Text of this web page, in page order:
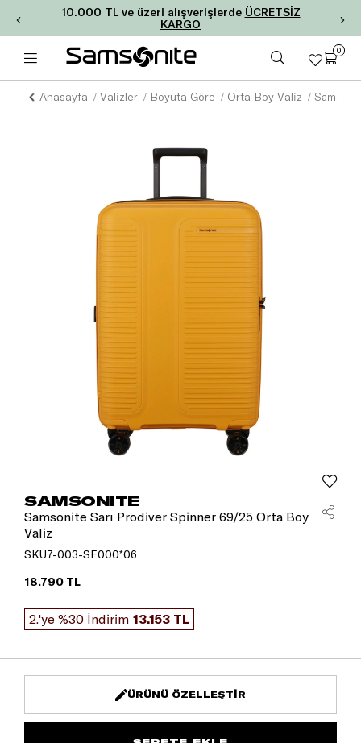
10.000 TL ve üzeri alışverişlerde ÜCRETSİZ
KARGO
0
Anasayfa Valizler Boyuta Göre Orta Boy Valiz
SAMSONITE
Samsonite Sarı Prodiver Spinner 69/25 Orta Boy
Valiz
SKU7-003-SF000*06
18.790 TL
2.'ye %30 İndirim 13.153 TL
ÜRÜNÜ ÖZELLEŞTIR